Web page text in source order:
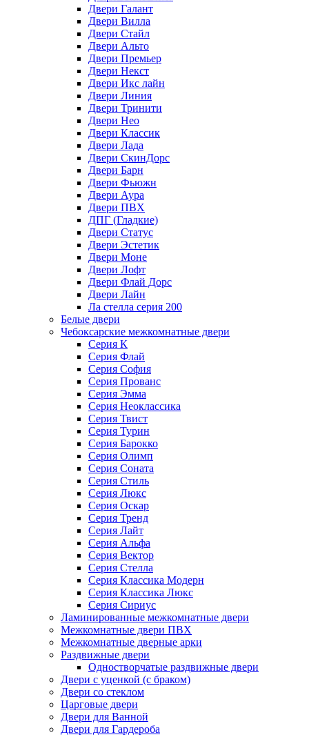
Двери Галант
Двери Вилла
Двери Стайл
Двери Альто
Двери Премьер
Двери Некст
Двери Икс лайн
Двери Линия
Двери Тринити
Двери Нео
Двери Классик
Двери Лада
Двери СкинДорс
Двери Барн
Двери Фьюжн
Двери Аура
Двери ПВХ
ДПГ (Гладкие)
Двери Статус
Двери Эстетик
Двери Моне
Двери Лофт
Двери Флай Дорс
Двери Лайн
Ла стелла серия 200
Белые двери
Чебоксарские межкомнатные двери
Серия К
Серия Флай
Серия София
Серия Прованс
Серия Эмма
Серия Неоклассика
Серия Твист
Серия Турин
Серия Барокко
Серия Олимп
Серия Соната
Серия Стиль
Серия Люкс
Серия Оскар
Серия Тренд
Серия Лайт
Серия Альфа
Серия Вектор
Серия Стелла
Серия Классика Модерн
Серия Классика Люкс
Серия Сириус
Ламинированные межкомнатные двери
Межкомнатные двери ПВХ
Межкомнатные дверные арки
Раздвижные двери
Одностворчатые раздвижные двери
Двери с уценкой (с браком)
Двери со стеклом
Царговые двери
Двери для Ванной
Двери для Гардероба